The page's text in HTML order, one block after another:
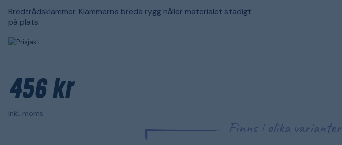
Bredtrådsklammer. Klammerns breda rygg håller materialet stadigt
på plats.
456 kr
Inkl. moms
Finns i olika varianter